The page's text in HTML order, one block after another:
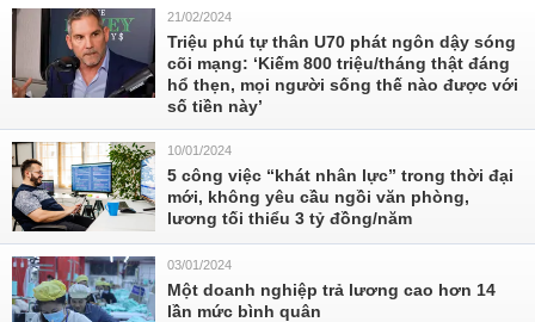
21/02/2024
Triệu phú tự thân U70 phát ngôn dậy sóng
cõi mạng: ‘Kiếm 800 triệu/tháng thật đáng
hổ thẹn, mọi người sống thế nào được với
số tiền này’
10/01/2024
5 công việc “khát nhân lực” trong thời đại
mới, không yêu cầu ngồi văn phòng,
lương tối thiểu 3 tỷ đồng/năm
03/01/2024
Một doanh nghiệp trả lương cao hơn 14
lần mức bình quân